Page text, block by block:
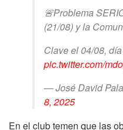
🚨Problema
(21/08) y la
Clave el 04/08,
pic.twitter.com/
— José David
8, 2025
En el club temen que las